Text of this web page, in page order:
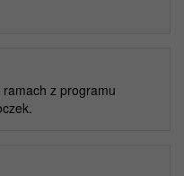
z programu